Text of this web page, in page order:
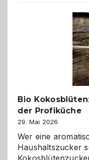
Bio
der Profiküche
29. Mai 2026
Wer eine
Haushaltszucker